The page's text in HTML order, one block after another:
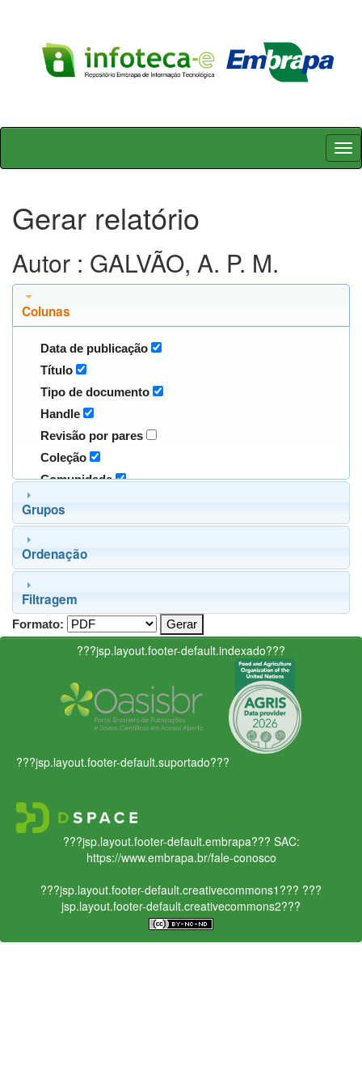
Skip
Gerar relatório
Autor : GALVÃO, A. P. M.
Colunas
Data de publicação
Título
Tipo de documento
Handle
Revisão por pares
Coleção
Comunidade
Grupos
Ordenação
Filtragem
Formato:
???jsp.layout.footer-default.indexado???
???jsp.layout.footer-default.suportado???
???jsp.layout.footer-default.embrapa??? SAC:
https://www.embrapa.br/fale-conosco
???jsp.layout.footer-default.creativecommons1??? ???
jsp.layout.footer-default.creativecommons2???